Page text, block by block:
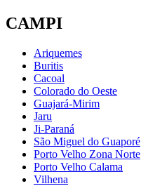
CAMPI
Ariquemes
Buritis
Cacoal
Colorado do Oeste
Guajará-Mirim
Jaru
Ji-Paraná
São Miguel do Guaporé
Porto Velho Zona Norte
Porto Velho Calama
Vilhena